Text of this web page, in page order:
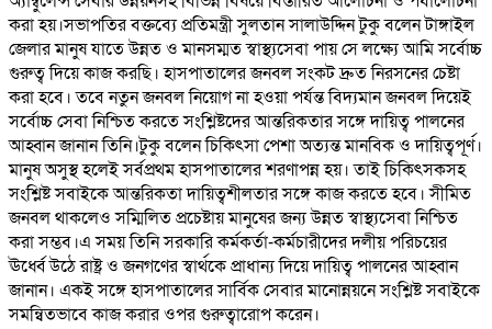
করা হয়।সভাপতির বক্তব্যে প্রতিমন্ত্রী সুলতান সালাউদ্দিন টুকু বলেন টাঙ্গাইল
জেলার মানুষ যাতে উন্নত ও মানসম্মত স্বাস্থ্যসেবা পায় সে লক্ষ্যে আমি সর্বোচ্চ
গুরুত্ব দিয়ে কাজ করছি। হাসপাতালের জনবল সংকট দ্রুত নিরসনের চেষ্টা
করা হবে। তবে নতুন জনবল নিয়োগ না হওয়া পর্যন্ত বিদ্যমান জনবল দিয়েই
সর্বোচ্চ সেবা নিশ্চিত করতে সংশ্লিষ্টদের আন্তরিকতার সঙ্গে দায়িত্ব পালনের
আহ্বান জানান তিনি।টুকু বলেন চিকিৎসা পেশা অত্যন্ত মানবিক ও দায়িত্বপূর্ণ।
মানুষ অসুস্থ হলেই সর্বপ্রথম হাসপাতালের শরণাপন্ন হয়। তাই চিকিৎসকসহ
সংশ্লিষ্ট সবাইকে আন্তরিকতা দায়িত্বশীলতার সঙ্গে কাজ করতে হবে। সীমিত
জনবল থাকলেও সম্মিলিত প্রচেষ্টায় মানুষের জন্য উন্নত স্বাস্থ্যসেবা নিশ্চিত
করা সম্ভব।এ সময় তিনি সরকারি কর্মকর্তা-কর্মচারীদের দলীয় পরিচয়ের
ঊর্ধ্বে উঠে রাষ্ট্র ও জনগণের স্বার্থকে প্রাধান্য দিয়ে দায়িত্ব পালনের আহ্বান
জানান। একই সঙ্গে হাসপাতালের সার্বিক সেবার মানোন্নয়নে সংশ্লিষ্ট সবাইকে
সমন্বিতভাবে কাজ করার ওপর গুরুত্বারোপ করেন।